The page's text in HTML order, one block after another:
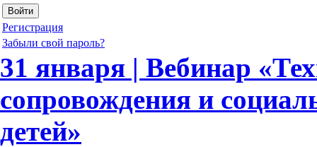
Регистрация
Забыли свой пароль?
31 января | Вебинар
сопровождения и
детей»